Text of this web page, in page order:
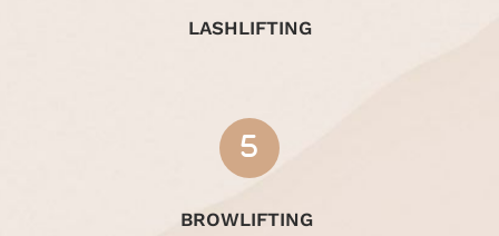
LASHLIFTING
BROWLIFTING